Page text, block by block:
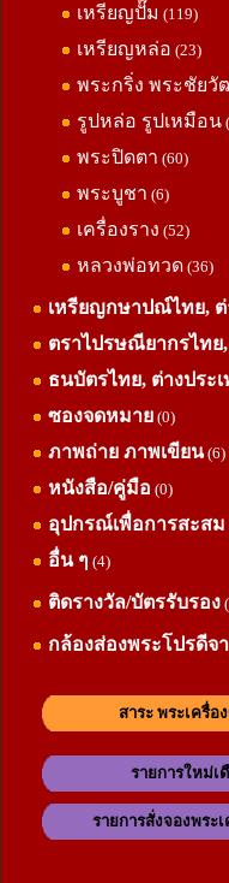
เหรียญปั๊ม (119)
เหรียญหล่อ (23)
พระกริ่ง พระชัยวั
รูปหล่อ รูปเหมือน
พระปิดตา (60)
พระบูชา (6)
เครื่องราง (52)
หลวงพ่อทวด (36)
เหรียญกษาปณ์ไทย, ต่
ตราไปรษณียากรไทย,
ธนบัตรไทย, ต่างประ
ซองจดหมาย (0)
ภาพถ่าย ภาพเขียน(6)
หนังสือ/คู่มือ (0)
อุปกรณ์เพื่อการสะสม
อื่น ๆ (4)
ติดรางวัล/บัตรรับรอง
กล้องส่องพระโปรดีจ
สาระ พระเครื่อ
รายการใหม่เ
รายการสั่งจองพระ